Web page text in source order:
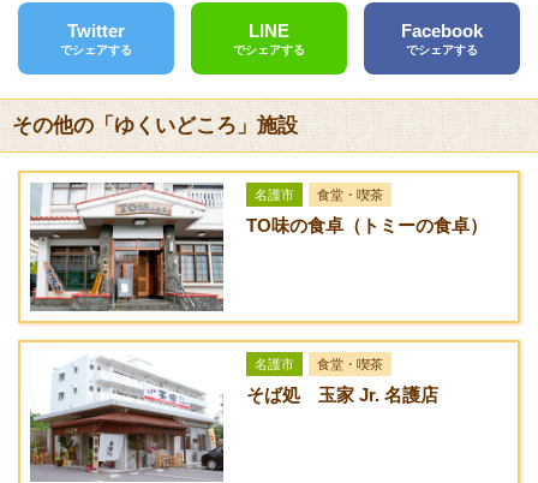
クレジットカード
[未対応]
バリアフリー
[対応]設備等はございませんが、できる限り対応させていただ
きます。お気軽にお問い合わせください。
送迎サービス
[なし]
URL
DONABE-COFFEE
アクセス方法
沖縄自動車道許田インターから国道58号線に入り北上。5.5km
メニュー
HOTコーヒー（どの
200円
苦味アイスコーヒー 230円
酸味アイスコーヒー 230円
アイスカフェオレ 250円
コーヒーフロート
クリームソーダ 280円
シークヮサイダー 280円
Twitter
でシェアする
LINE
でシェアする
Facebook
でシェアする
その他の「ゆくいどころ」施設
名護市 食堂・喫茶
TO味の食卓（トミーの食卓）
名護市 食堂・喫茶
そば処 玉家 Jr. 名護店